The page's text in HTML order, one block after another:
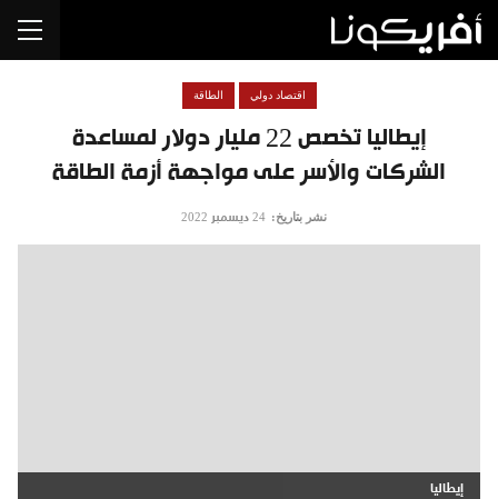
إيطاليا تخصص 22 مليار دولار لمساعدة
الشركات والأسر على مواجهة أزمة الطاقة
اقتصاد دولي الطاقة
نشر بتاريخ: 24 ديسمبر 2022
إيطاليا